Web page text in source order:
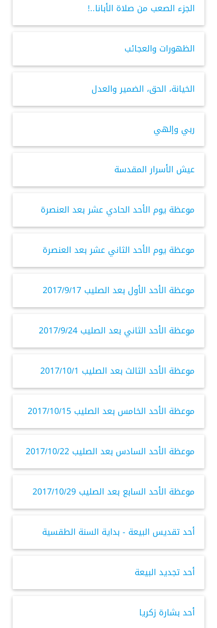
الجزء الصعب من صلاة الأبانا..!
الظهورات والعجائب
الخيانة، الحق، الضمير والعدل
ربي وإلهي
عيش الأسرار المقدسة
موعظة يوم الأحد الحادي عشر بعد العنصرة
موعظة يوم الأحد الثاني عشر بعد العنصرة
موعظة الأحد الأول بعد الصليب 2017/9/17
موعظة الأحد الثاني بعد الصليب 2017/9/24
موعظة الأحد الثالث بعد الصليب 2017/10/1
موعظة الأحد الخامس بعد الصليب 2017/10/15
موعظة الأحد السادس بعد الصليب 2017/10/22
موعظة الأحد السابع بعد الصليب 2017/10/29
أحد تقديس البيعة - بداية السنة الطقسية
أحد تجديد البيعة
أحد بشارة زكريا